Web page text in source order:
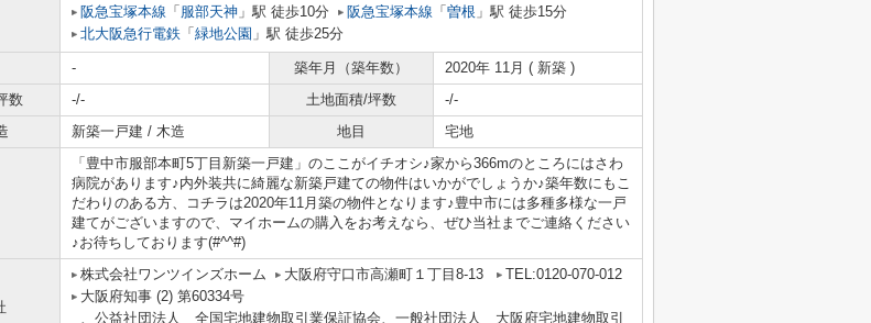
阪急宝塚本線 「 服部天神 」駅 徒歩10分 阪急宝塚本線 「 曽根 」駅 徒歩15分
北大阪急行電鉄 「 緑地公園 」駅 徒歩25分
- 築年月（築年数）
2020年 11月 ( 新築 )
数
-/- 土地面積/坪数
-/-
新築一戸建 / 木造 地目 宅地
「豊中市服部本町5丁目新築一戸建」のここがイチオシ♪家から366mのところにはさわ
病院があります♪内外装共に綺麗な新築戸建ての物件はいかがでしょうか♪築年数にもこ
だわりのある方、コチラは2020年11月築の物件となります♪豊中市には多種多様な一戸
建てがございますので、マイホームの購入をお考えなら、ぜひ当社までご連絡ください
♪お待ちしております(#^^#)
株式会社ワンツインズホーム 大阪府守口市高瀬町１丁目8-13
TEL:0120-070-012
大阪府知事 (2) 第60334号
、公益社団法人 全国宅地建物取引業保証協会、一般社団法人 大阪府宅地建物取引